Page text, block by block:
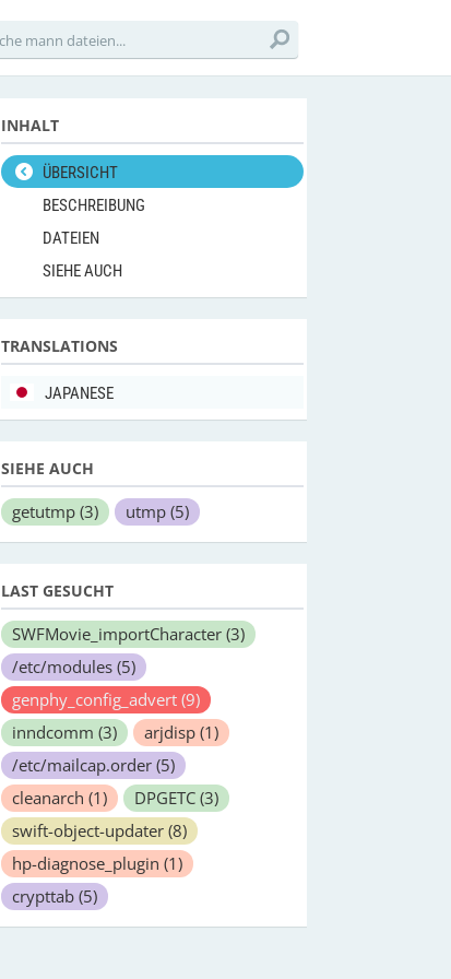
INHALT
ÜBERSICHT
BESCHREIBUNG
DATEIEN
SIEHE AUCH
TRANSLATIONS
JAPANESE
SIEHE AUCH
getutmp (3) utmp (5)
LAST GESUCHT
SWFMovie_importCharacter (3)
/etc/modules (5)
genphy_config_advert (9)
inndcomm (3) arjdisp (1)
/etc/mailcap.order (5)
cleanarch (1) DPGETC (3)
swift-object-updater (8)
hp-diagnose_plugin (1)
crypttab (5)